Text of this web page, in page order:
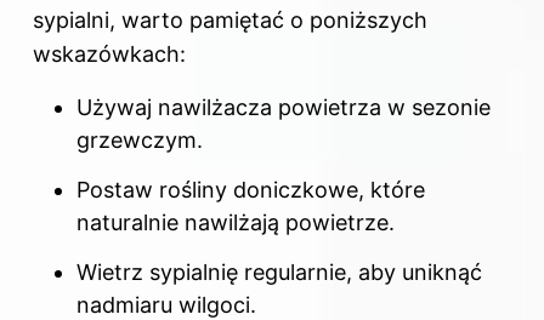
sypialni, warto pamiętać o poniższych
wskazówkach:
Używaj nawilżacza powietrza w sezonie
grzewczym.
Postaw rośliny doniczkowe, które
naturalnie nawilżają powietrze.
Wietrz sypialnię regularnie, aby uniknąć
nadmiaru wilgoci.